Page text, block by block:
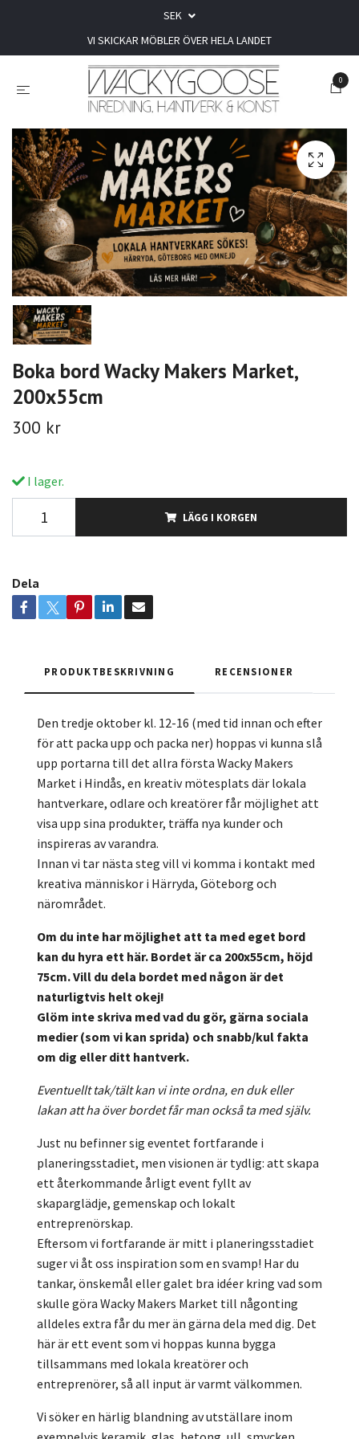
SEK
VI SKICKAR MÖBLER ÖVER HELA LANDET
0
Boka bord Wacky Makers Market,
200x55cm
300 kr
I lager.
LÄGG I KORGEN
Dela
PRODUKTBESKRIVNING RECENSIONER
Den tredje oktober kl. 12-16 (med tid innan och efter
för att packa upp och packa ner) hoppas vi kunna slå
upp portarna till det allra första Wacky Makers
Market i Hindås, en kreativ mötesplats där lokala
hantverkare, odlare och kreatörer får möjlighet att
visa upp sina produkter, träffa nya kunder och
inspireras av varandra.
Innan vi tar nästa steg vill vi komma i kontakt med
kreativa människor i Härryda, Göteborg och
närområdet.
Om du inte har möjlighet att ta med eget bord
kan du hyra ett här. Bordet är ca 200x55cm, höjd
75cm. Vill du dela bordet med någon är det
naturligtvis helt okej!
Glöm inte skriva med vad du gör, gärna sociala
medier (som vi kan sprida) och snabb/kul fakta
om dig eller ditt hantverk.
Eventuellt tak/tält kan vi inte ordna, en duk eller
lakan att ha över bordet får man också ta med själv.
Just nu befinner sig eventet fortfarande i
planeringsstadiet, men visionen är tydlig: att skapa
ett återkommande årligt event fyllt av
skaparglädje, gemenskap och lokalt
entreprenörskap.
Eftersom vi fortfarande är mitt i planeringsstadiet
suger vi åt oss inspiration som en svamp! Har du
tankar, önskemål eller galet bra idéer kring vad som
skulle göra Wacky Makers Market till någonting
alldeles extra får du mer än gärna dela med dig. Det
här är ett event som vi hoppas kunna bygga
tillsammans med lokala kreatörer och
entreprenörer, så all input är varmt välkommen.
Vi söker en härlig blandning av utställare inom